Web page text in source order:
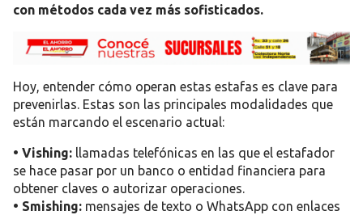
con métodos cada vez más sofisticados.
Hoy, entender cómo operan estas estafas es clave para
prevenirlas. Estas son las principales modalidades que
están marcando el escenario actual:
• Vishing: llamadas telefónicas en las que el estafador
se hace pasar por un banco o entidad financiera para
obtener claves o autorizar operaciones.
• Smishing: mensajes de texto o WhatsApp con enlaces